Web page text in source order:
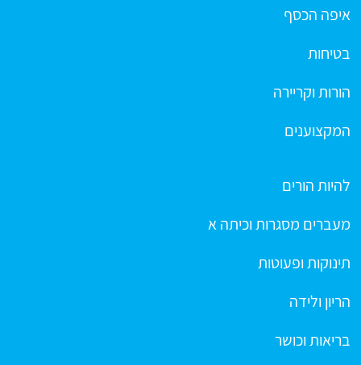
איפה הכסף
בטיחות
הורות וקריירה
המקצוענים
להיות הורים
מעברים מסגרות וכיתה א
תינוקות ופעוטות
הריון ולידה
בריאות וכושר